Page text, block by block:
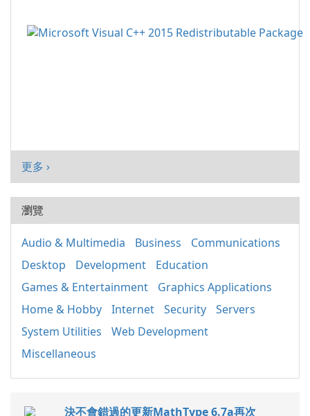
更多 ›
瀏覽
Audio & Multimedia Business
Communications
Desktop
Development
Education
Games & Entertainment
Graphics Applications
Home & Hobby
Internet Security
Servers
System Utilities
Web Development
Miscellaneous
決不會錯過的更新MathType 6.7a再次